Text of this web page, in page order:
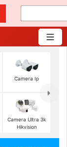
Camera Ip
Camera Ultra 3k
Hikvision